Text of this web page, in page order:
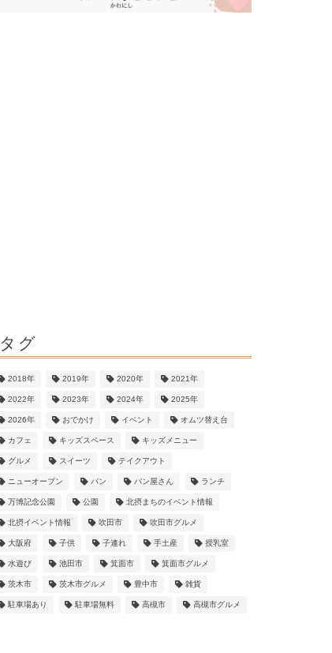
タグ
2018年 2019年 2020年 2021年
2022年 2023年 2024年 2025年
2026年 おでかけ イベント オムツ替え台
カフェ キッズスペース キッズメニュー
グルメ スイーツ テイクアウト
ニューオープン パン パン屋さん ランチ
万博記念公園 公園 北摂まちのイベント情報
北摂イベント情報 吹田市 吹田市グルメ
大阪府 子供 子連れ 手土産 授乳室
水遊び 池田市 箕面市 箕面市グルメ
茨木市 茨木市グルメ 豊中市 雑貨
駐車場あり 駐車場無料 高槻市 高槻市グルメ